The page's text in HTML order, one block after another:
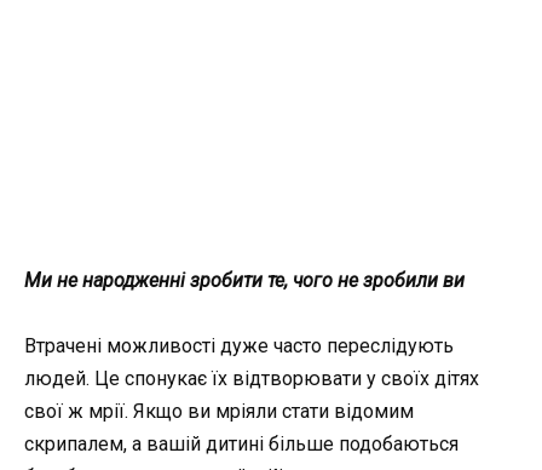
Ми не народженні зробити те, чого не зробили ви
Втрачені можливості дуже часто переслідують
людей. Це спонукає їх відтворювати у своїх дітях
свої ж мрії. Якщо ви мріяли стати відомим
скрипалем, а вашій дитині більше подобаються